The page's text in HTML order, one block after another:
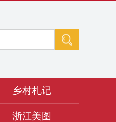
乡村札记
浙江美图